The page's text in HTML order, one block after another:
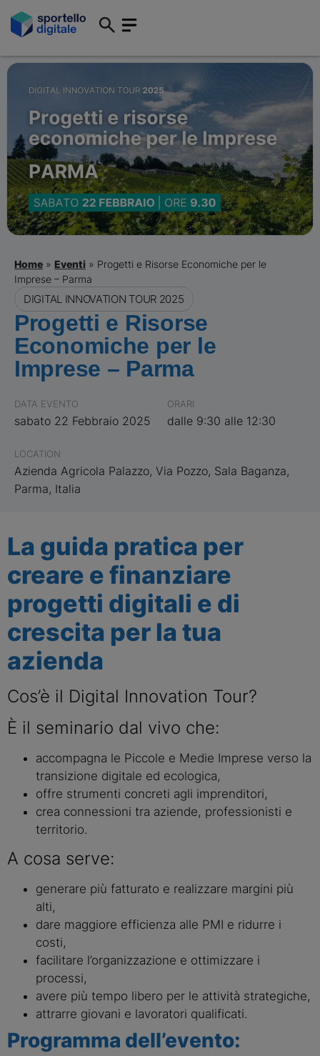
Home » Eventi » Progetti e Risorse Economiche per le
Imprese – Parma
DIGITAL INNOVATION TOUR 2025
Progetti e Risorse
Economiche per le
Imprese – Parma
DATA EVENTO
sabato 22 Febbraio 2025
ORARI
dalle 9:30 alle 12:30
LOCATION
Azienda Agricola Palazzo, Via Pozzo, Sala Baganza,
Parma, Italia
La guida pratica per
creare e finanziare
progetti digitali e di
crescita per la tua
azienda
Cos’è il Digital Innovation Tour?
È il seminario dal vivo che:
accompagna le Piccole e Medie Imprese verso la
transizione digitale ed ecologica,
offre strumenti concreti agli imprenditori,
crea connessioni tra aziende, professionisti e
territorio.
A cosa serve:
generare più fatturato e realizzare margini più
alti,
dare maggiore efficienza alle PMI e ridurre i
costi,
facilitare l’organizzazione e ottimizzare i
processi,
avere più tempo libero per le attività strategiche,
attrarre giovani e lavoratori qualificati.
Programma dell’evento: